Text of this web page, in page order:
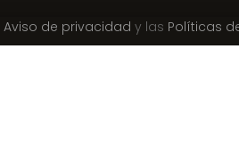
Aviso de privacidad y las Políticas